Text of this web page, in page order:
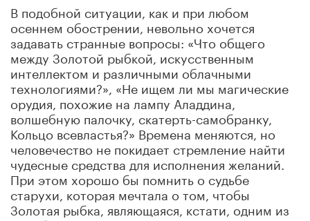
В подобной ситуации, как и при любом
осеннем обострении, невольно хочется
задавать странные вопросы: «Что общего
между Золотой рыбкой, искусственным
интеллектом и различными облачными
технологиями?», «Не ищем ли мы магические
орудия, похожие на лампу Аладдина,
волшебную палочку, скатерть-самобранку,
Кольцо всевластья?» Времена меняются, но
человечество не покидает стремление найти
чудесные средства для исполнения желаний.
При этом хорошо бы помнить о судьбе
старухи, которая мечтала о том, чтобы
Золотая рыбка, являющаяся, кстати, одним из